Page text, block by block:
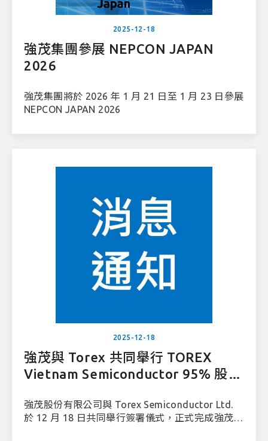
2025-12-18
強茂集團參展 NEPCON JAPAN
2026
強茂集團將於 2026 年 1 月 21 日至 1 月 23 日參展
NEPCON JAPAN 2026
2025-12-18
強茂與 Torex 共同舉行 TOREX
Vietnam Semiconductor 95% 股權
強茂股份有限公司與 Torex Semiconductor Ltd.
於 12 月 18 日共同舉行簽署儀式，正式完成強茂取